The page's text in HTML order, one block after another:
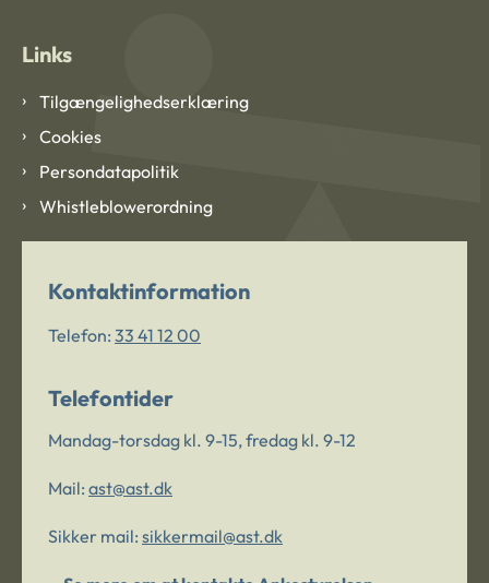
Links
Tilgængelighedserklæring
Cookies
Persondatapolitik
Whistleblowerordning
Kontaktinformation
Telefon: 33 41 12 00
Telefontider
Mandag-torsdag kl. 9-15, fredag kl. 9-12
Mail: ast@ast.dk
Sikker mail: sikkermail@ast.dk